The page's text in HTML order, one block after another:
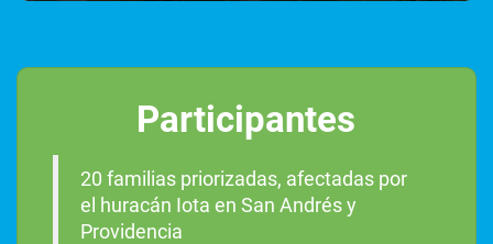
Participantes
20 familias priorizadas, afectadas por
el huracán Iota en San Andrés y
Providencia